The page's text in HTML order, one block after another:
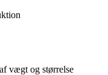
vægt og størrelse